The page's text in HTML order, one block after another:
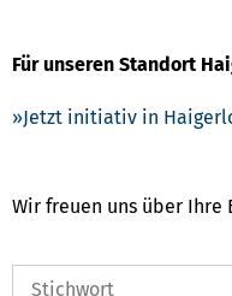
Für unseren Standort
Jetzt initiativ in
Wir freuen uns über Ihre